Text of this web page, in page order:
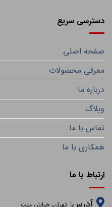
دسترسی سریع
صفحه اصلی
معرفی محصولات
درباره ما
وبلاگ
تماس با ما
همکاری با ما
ارتباط با ما
تهران، خیابان ملت